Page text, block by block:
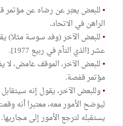
•للبعض يعبّر عن رضاه عن مؤتمر
الراهن في الاتحاد.
•للبعض الآخر (وفد سوسة مثلا)
عشر [الذي التأم في ربيع 1977].
•للبعض الآخر، الموقف غامض،
مؤتمر قفصة.
•وللبعض الآخر، يقول إنه
ليوضح الأمور معه، معتبرا أنه
يستقبله لترجع الأمور إلى مجاريها.